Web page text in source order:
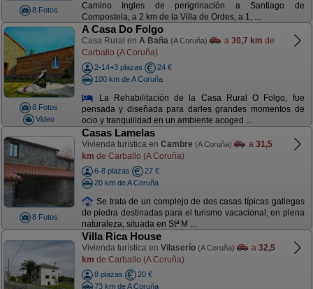
8 Fotos
Camino Ingles de perigrinación a Santiago de
Compostela, a 2 km de la Villa de Ordes, a 1, ...
8 Fotos
Video
A Casa Do Folgo
Casa Rural en A Baña (A Coruña) a 30,7 km de
Carballo (A Coruña)
2-14+3 plazas
24 €
100 km de A Coruña
La Rehabilitación de la Casa Rural O Folgo, fue
pensada y diseñada para darles grandes momentos de
ocio y tranquilidad en un ambiente acoged ...
8 Fotos
Casas Lamelas
Vivienda turística en Cambre (A Coruña) a 31,5
km de Carballo (A Coruña)
6-8 plazas
27 €
20 km de A Coruña
Se trata de un complejo de dos casas típicas gallegas
de piedra destinadas para el turismo vacacional, en plena
naturaleza, situada en Stª M ...
Villa Rica House
Vivienda turística en Vilaserío (A Coruña) a 32,5
km de Carballo (A Coruña)
8 plazas
20 €
73 km de A Coruña